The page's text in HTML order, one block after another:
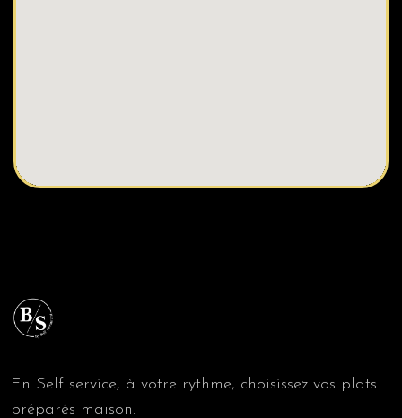
En Self service, à votre rythme, choisissez vos plats
préparés maison.